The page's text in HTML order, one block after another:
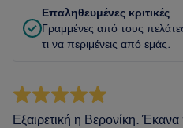
Επαληθευμένες κριτικές
Γραμμένες από τους
τι να περιμένεις από εμάς.
Εξαιρετική η Βερονίκη.